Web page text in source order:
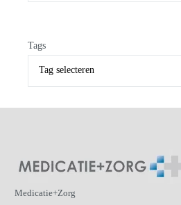
Tags
Medicatie+Zorg